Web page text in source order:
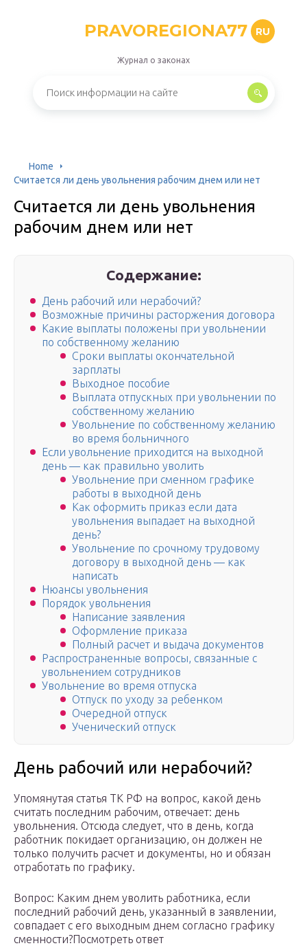
PRAVOREGIONA77 RU
Журнал о законах
Home
Считается ли день увольнения рабочим днем или нет
Считается ли день увольнения
рабочим днем или нет
Содержание:
День рабочий или нерабочий?
Возможные причины расторжения договора
Какие выплаты положены при увольнении
по собственному желанию
Сроки выплаты окончательной
зарплаты
Выходное пособие
Выплата отпускных при увольнении по
собственному желанию
Увольнение по собственному желанию
во время больничного
Если увольнение приходится на выходной
день — как правильно уволить
Увольнение при сменном графике
работы в выходной день
Как оформить приказ если дата
увольнения выпадает на выходной
день?
Увольнение по срочному трудовому
договору в выходной день — как
написать
Нюансы увольнения
Порядок увольнения
Написание заявления
Оформление приказа
Полный расчет и выдача документов
Распространенные вопросы, связанные с
увольнением сотрудников
Увольнение во время отпуска
Отпуск по уходу за ребенком
Очередной отпуск
Ученический отпуск
День рабочий или нерабочий?
Упомянутая статья ТК РФ на вопрос, какой день
считать последним рабочим, отвечает: день
увольнения. Отсюда следует, что в день, когда
работник покидает организацию, он должен не
только получить расчет и документы, но и обязан
отработать по графику.
Вопрос: Каким днем уволить работника, если
последний рабочий день, указанный в заявлении,
совпадает с его выходным днем согласно графику
сменности?Посмотреть ответ